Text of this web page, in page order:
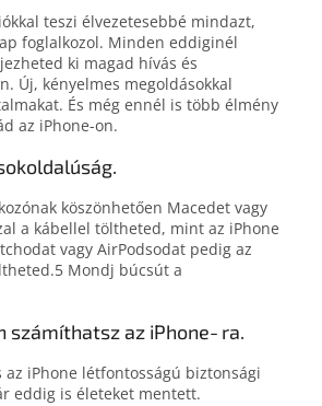
teszi élvezetesebbé mindazt,
foglalkozol. Minden eddiginél
ki magad hívás és
Új, kényelmes megoldásokkal
És még ennél is több élmény
az iPhone-on.
köszönhetően Macedet vagy
a kábellel töltheted, mint az iPhone
vagy AirPodsodat pedig az
Mondj búcsút a
számíthatsz az iPhone‑ra.
az iPhone létfontosságú biztonsági
eddig is életeket mentett.